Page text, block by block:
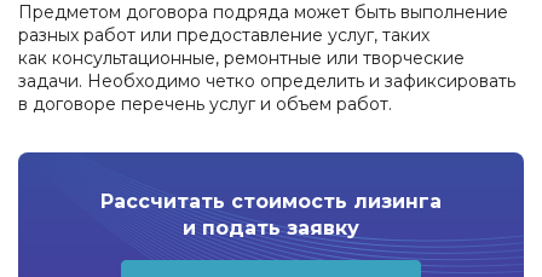
Предметом договора подряда может быть выполнение
разных работ или предоставление услуг, таких
как консультационные, ремонтные или творческие
задачи. Необходимо четко определить и зафиксировать
в договоре перечень услуг и объем работ.
Рассчитать стоимость лизинга
и подать заявку